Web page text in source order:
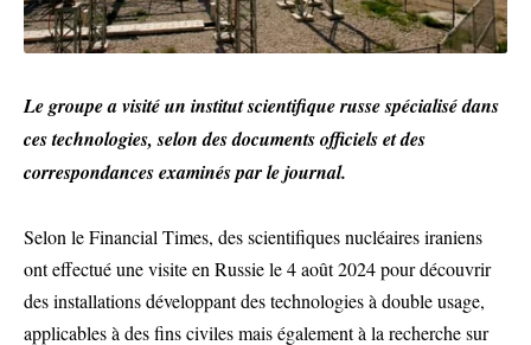
Le groupe a visité un institut scientifique russe spécialisé dans
ces technologies, selon des documents officiels et des
correspondances examinés par le journal.
Selon le Financial Times, des scientifiques nucléaires iraniens
ont effectué une visite en Russie le 4 août 2024 pour découvrir
des installations développant des technologies à double usage,
applicables à des fins civiles mais également à la recherche sur